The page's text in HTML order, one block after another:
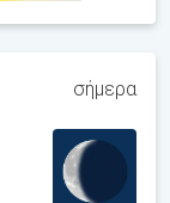
σήμερα